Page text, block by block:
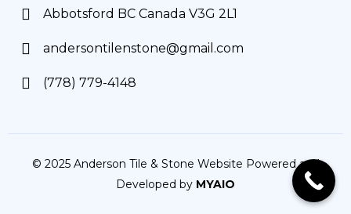
Abbotsford BC Canada V3G 2L1
andersontilenstone@gmail.com
(778) 779-4148
© 2025 Anderson Tile & Stone Website Powered and
Developed by MYAIO